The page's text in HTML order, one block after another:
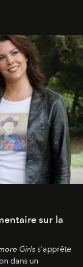
sur la
Girls s'apprête
dans un